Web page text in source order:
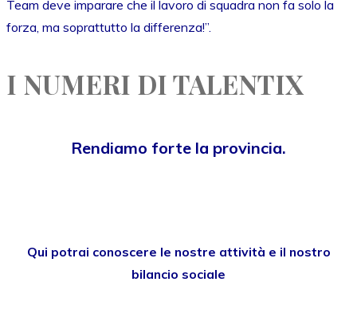
Team deve imparare che il lavoro di squadra non fa solo la
forza, ma soprattutto la differenza!”.
I NUMERI DI TALENTIX
Rendiamo forte la provincia.
Qui potrai conoscere le nostre attività e il nostro
bilancio sociale